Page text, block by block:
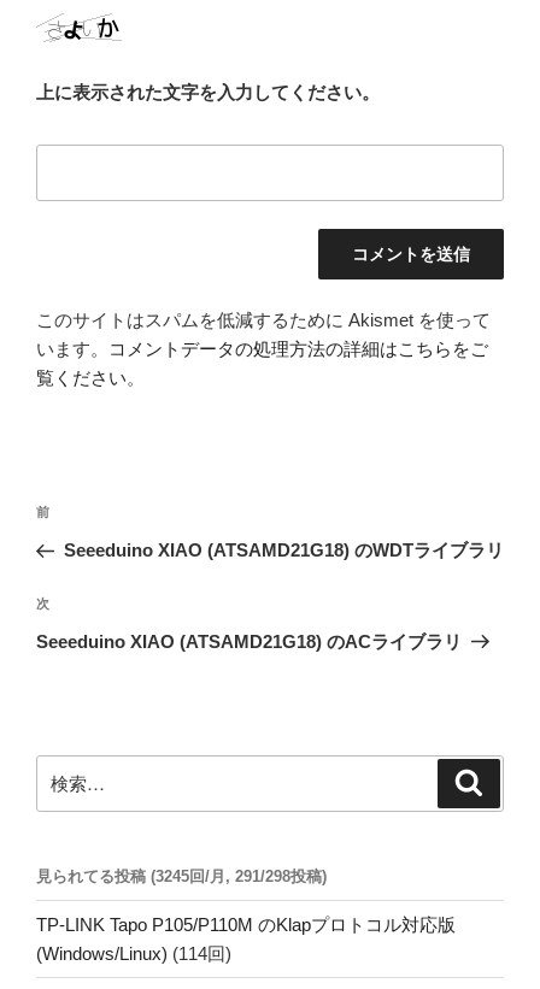
上に表示された文字を入力してください。
このサイトはスパムを低減するために Akismet を使って
います。
コメントデータの処理方法の詳細はこちらをご
覧ください。
投
ナ
ビ
ゲ
ン
前
の
稿
前
Seeeduino XIAO (ATSAMD21G18) のWDTライブラリ
次
の
次
Seeeduino XIAO (ATSAMD21G18) のACライブラリ
索:
見られてる投稿 (3245回/月, 291/298投稿)
TP-LINK Tapo P105/P110M のKlapプロトコル対応版
(Windows/Linux) (114回)